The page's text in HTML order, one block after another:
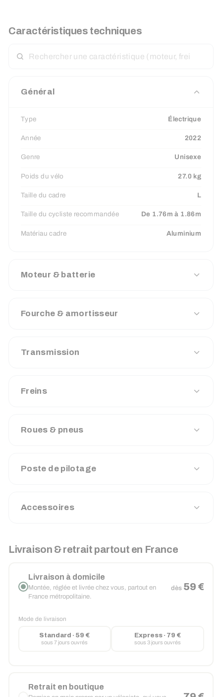
Caractéristiques techniques
UNE
Général
Type Électrique
Année 2022
Genre Unisexe
Poids du vélo 27.0 kg
Taille du cadre L
Taille du cycliste recommandée De 1.76m à 1.86m
Matériau cadre Aluminium
Moteur & batterie
Fourche & amortisseur
Transmission
Freins
Roues & pneus
Poste de pilotage
Accessoires
Livraison & retrait partout en France
Livraison à domicile
Montée, réglée et livrée chez vous, partout en
France métropolitaine.
dès 59 €
Mode de livraison
Standard · 59 €
sous 7 jours ouvrés
Express · 79 €
sous 3 jours ouvrés
Retrait en boutique